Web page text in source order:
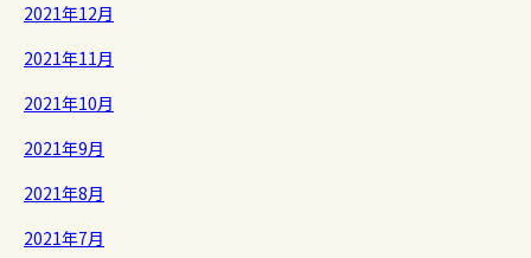
2021年12月
2021年11月
2021年10月
2021年9月
2021年8月
2021年7月